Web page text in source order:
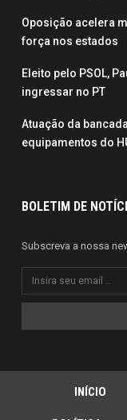
Oposição acelera
força nos estados
Eleito pelo PSOL,
ingressar no PT
Atuação da
equipamentos do
BOLETIM DE
Subscreva a nossa
INÍCIO